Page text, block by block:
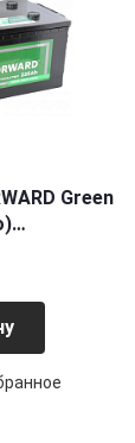
Green